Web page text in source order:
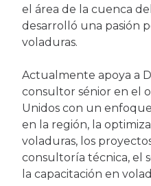
el área de la cuenca
desarrolló una pasión
voladuras.
Actualmente apoya a
consultor sénior en el
Unidos con un
en la región, la
voladuras, los
consultoría técnica, el
la capacitación en